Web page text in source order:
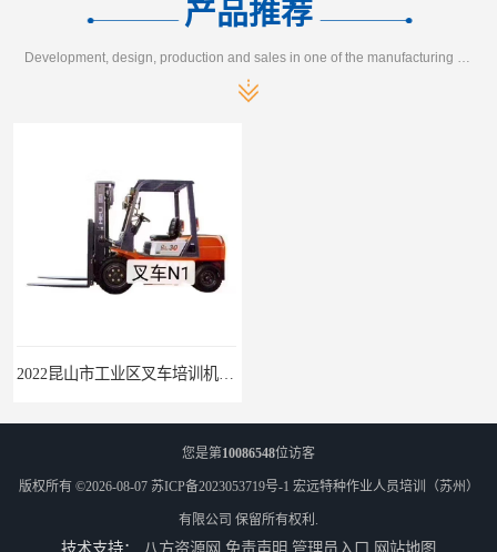
产品推荐
您是第10086548位访客
版权所有 ©2026-08-07 苏ICP备2023053719号-1 宏远特种作业人员培训（苏州）
有限公司 保留所有权利.
技术支持： 八方资源网 免责声明 管理员入口 网站地图